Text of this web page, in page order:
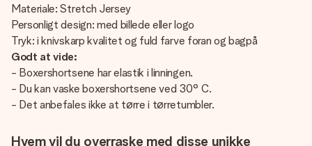
Materiale: Stretch Jersey
Personligt design: med billede eller logo
Tryk: i knivskarp kvalitet og fuld farve foran og bagpå
Godt at vide:
- Boxershortsene har elastik i linningen.
- Du kan vaske boxershortsene ved 30° C.
- Det anbefales ikke at tørre i tørretumbler.
Hvem vil du overraske med disse unikke